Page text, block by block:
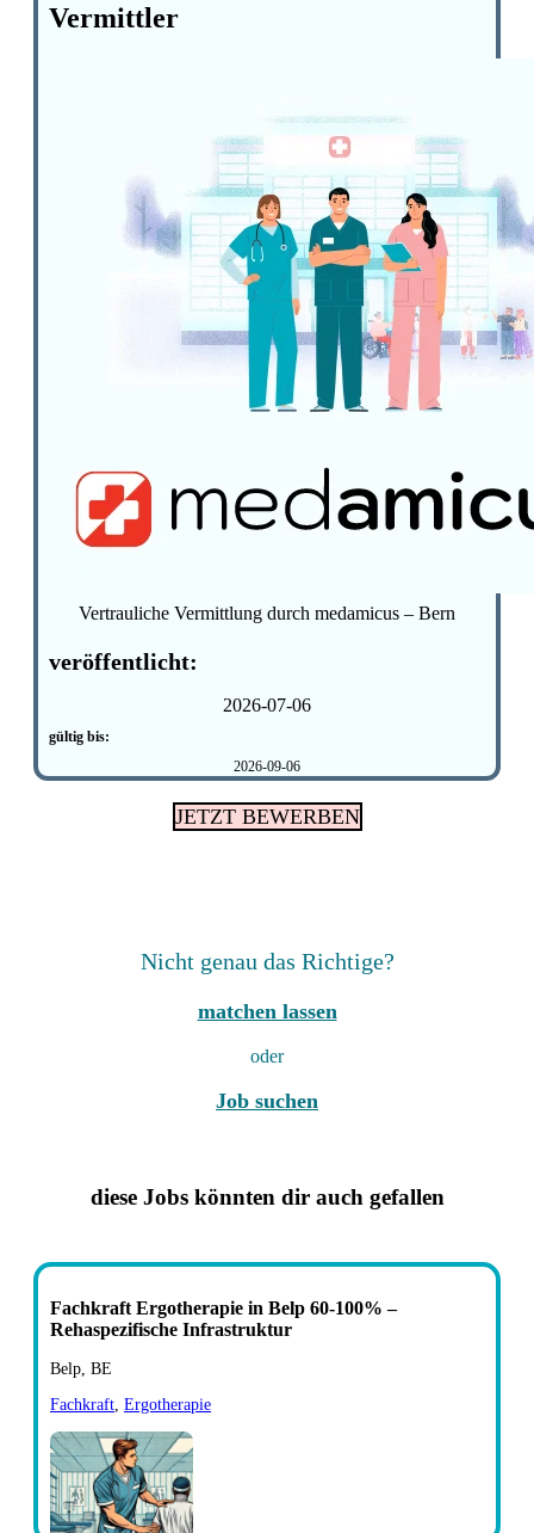
Vermittler
Vertrauliche Vermittlung durch medamicus – Bern
veröffentlicht:
2026-07-06
gültig bis:
2026-09-06
JETZT BEWERBEN
Nicht genau das Richtige?
matchen lassen
oder
Job suchen
diese Jobs könnten dir auch gefallen
Fachkraft Ergotherapie in Belp 60-100% –
Rehaspezifische Infrastruktur
Belp, BE
Fachkraft Ergotherapie